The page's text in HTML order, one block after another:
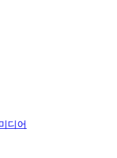
디어